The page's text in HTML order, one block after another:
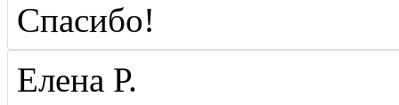
Спасибо!
Елена Р.